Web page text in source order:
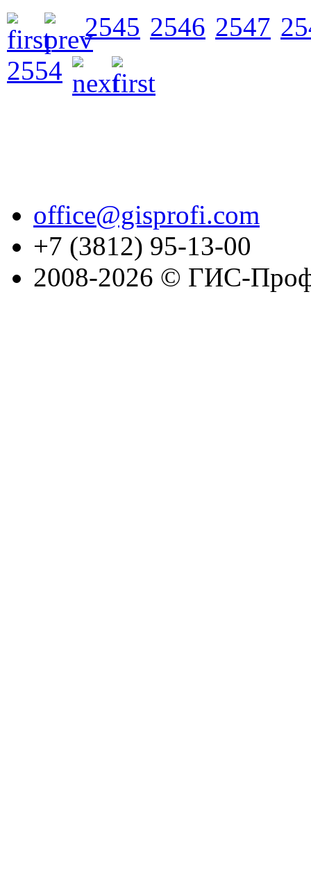
2545 2546 2547
2554
office@gisprofi.com
+7 (3812) 95-13-00
2008-2026 © ГИС-